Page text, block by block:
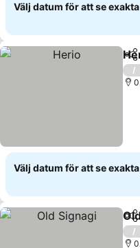
Välj datum för att se
/
Välj datum för att se
/